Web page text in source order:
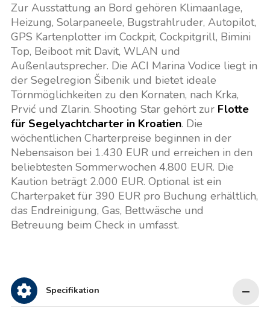
Zur Ausstattung an Bord gehören Klimaanlage,
Heizung, Solarpaneele, Bugstrahlruder, Autopilot,
GPS Kartenplotter im Cockpit, Cockpitgrill, Bimini
Top, Beiboot mit Davit, WLAN und
Außenlautsprecher. Die ACI Marina Vodice liegt in
der Segelregion Šibenik und bietet ideale
Törnmöglichkeiten zu den Kornaten, nach Krka,
Prvić und Zlarin. Shooting Star gehört zur Flotte
für Segelyachtcharter in Kroatien. Die
wöchentlichen Charterpreise beginnen in der
Nebensaison bei 1.430 EUR und erreichen in den
beliebtesten Sommerwochen 4.800 EUR. Die
Kaution beträgt 2.000 EUR. Optional ist ein
Charterpaket für 390 EUR pro Buchung erhältlich,
das Endreinigung, Gas, Bettwäsche und
Betreuung beim Check in umfasst.
Specifikation